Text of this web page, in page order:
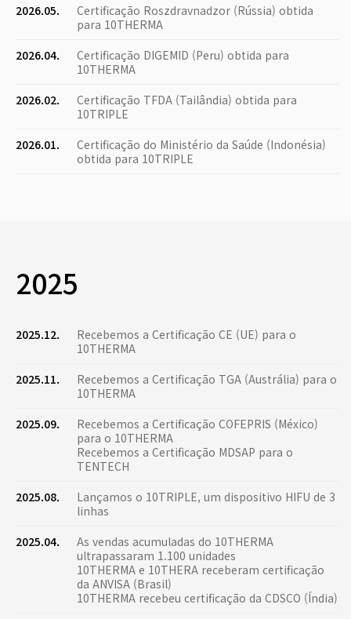
2026.05.
Certificação Roszdravnadzor (Rússia) obtida
para 10THERMA
2026.04.
Certificação DIGEMID (Peru) obtida para
10THERMA
2026.02.
Certificação TFDA (Tailândia) obtida para
10TRIPLE
2026.01.
Certificação do Ministério da Saúde (Indonésia)
obtida para 10TRIPLE
2025
2025.12.
Recebemos a Certificação CE (UE) para o
10THERMA
2025.11.
Recebemos a Certificação TGA (Austrália) para o
10THERMA
2025.09.
Recebemos a Certificação COFEPRIS (México)
para o 10THERMA
Recebemos a Certificação MDSAP para o
TENTECH
2025.08.
Lançamos o 10TRIPLE, um dispositivo HIFU de 3
linhas
2025.04.
As vendas acumuladas do 10THERMA
ultrapassaram 1.100 unidades
10THERMA e 10THERA receberam certificação
da ANVISA (Brasil)
10THERMA recebeu certificação da CDSCO (Índia)